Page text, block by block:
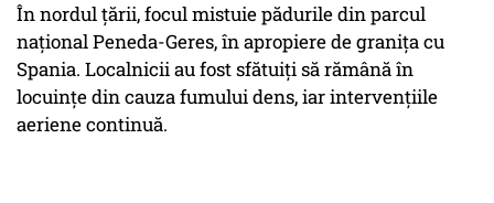
În nordul țării, focul mistuie pădurile din parcul
național Peneda-Geres, în apropiere de granița cu
Spania. Localnicii au fost sfătuiți să rămână în
locuințe din cauza fumului dens, iar intervențiile
aeriene continuă.